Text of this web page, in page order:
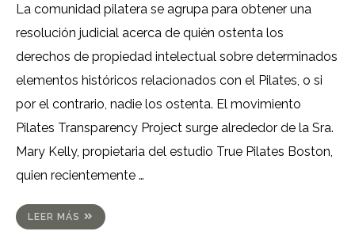
La comunidad pilatera se agrupa para obtener una
resolución judicial acerca de quién ostenta los
derechos de propiedad intelectual sobre determinados
elementos históricos relacionados con el Pilates, o si
por el contrario, nadie los ostenta. El movimiento
Pilates Transparency Project surge alrededor de la Sra.
Mary Kelly, propietaria del estudio True Pilates Boston,
quien recientemente …
LEER MÁS